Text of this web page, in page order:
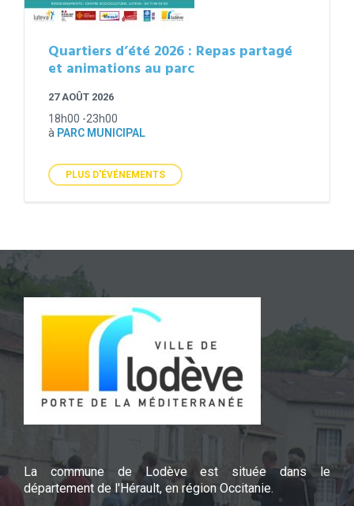
Quartiers d’été 2026 : Repas partagé
et animations au parc
27 AOÛT 2026
18h00 -23h00
à PARC MUNICIPAL
PLUS D'ÉVÉNEMENTS
La commune de Lodève est située dans le
département de l'Hérault, en région Occitanie.